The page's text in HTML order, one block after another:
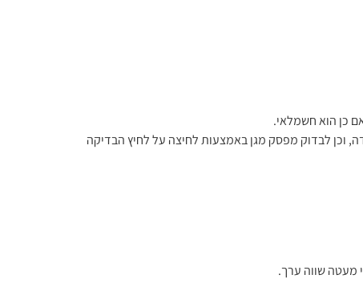
כן הוא חשמלאי.
וכן לבדוק מפסק מגן באמצעות לחיצה על לחיץ הבדיקה